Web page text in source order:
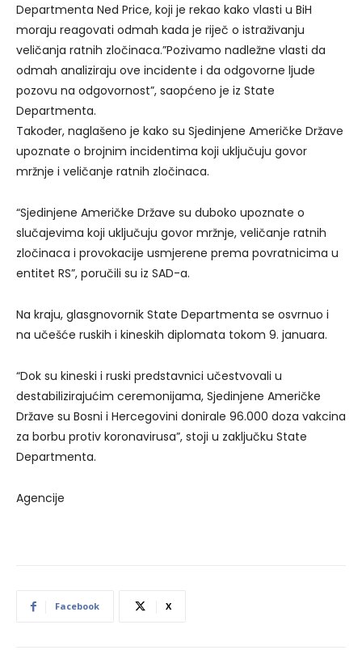
Departmenta Ned Price, koji je rekao kako vlasti u BiH
moraju reagovati odmah kada je riječ o istraživanju
veličanja ratnih zločinaca.”Pozivamo nadležne vlasti da
odmah analiziraju ove incidente i da odgovorne ljude
pozovu na odgovornost”, saopćeno je iz State
Departmenta.
Također, naglašeno je kako su Sjedinjene Američke Države
upoznate o brojnim incidentima koji uključuju govor
mržnje i veličanje ratnih zločinaca.
“Sjedinjene Američke Države su duboko upoznate o
slučajevima koji uključuju govor mržnje, veličanje ratnih
zločinaca i provokacije usmjerene prema povratnicima u
entitet RS”, poručili su iz SAD-a.
Na kraju, glasgnovornik State Departmenta se osvrnuo i
na učešće ruskih i kineskih diplomata tokom 9. januara.
“Dok su kineski i ruski predstavnici učestvovali u
destabilizirajućim ceremonijama, Sjedinjene Američke
Države su Bosni i Hercegovini donirale 96.000 doza vakcina
za borbu protiv koronavirusa”, stoji u zaključku State
Departmenta.
Agencije
Facebook X